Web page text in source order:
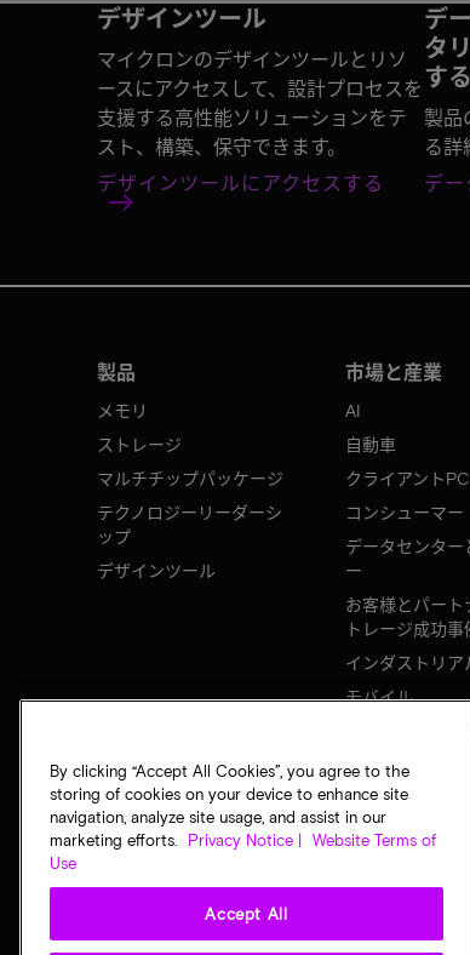
デザインツール
マイクロンのデザインツールとリソ
ースにアクセスして、設計プロセスを
支援する高性能ソリューションをテ
スト、構築、保守できます。
デザインツールにアクセスする
デ
タ
する
製品
る詳
デー
製品
メモリ
ストレージ
マルチチップパッケージ
テクノロジーリーダーシ
ップ
デザインツール
市場と産業
AI
自動車
クライアントPC
コンシューマー
データセンター
ー
お客様とパート
トレージ成功事
インダストリア
モバイル
ネットワーク
By clicking “Accept All Cookies”, you agree to the
storing of cookies on your device to enhance site
navigation, analyze site usage, and assist in our
marketing efforts.
Privacy Notice |
Website Terms of
Use
Accept All